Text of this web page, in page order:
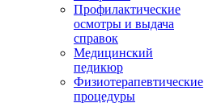
Профилактические
осмотры и выдача
справок
Медицинский
педикюр
Физиотерапевтические
процедуры